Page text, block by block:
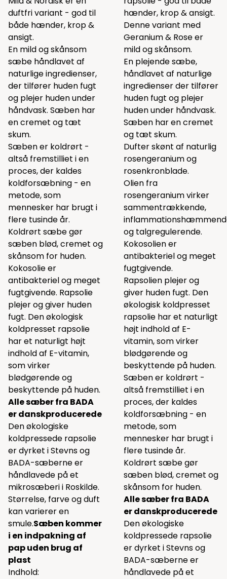
duftfri variant - god til
både hænder, krop &
ansigt.
En mild og skånsom
sæbe håndlavet af
naturlige ingredienser,
der tilfører huden fugt
og plejer huden under
håndvask. Sæben har
en cremet og tæt
skum.
Sæben er koldrørt -
altså fremstilliet i en
proces, der kaldes
koldforsæbning - en
metode, som
mennesker har brugt i
flere tusinde år.
Koldrørt sæbe gør
sæben blød, cremet og
skånsom for huden.
Kokosolie er
antibakteriel og meget
fugtgivende. Rapsolie
plejer og giver huden
fugt. Den økologisk
koldpresset rapsolie
har et naturligt højt
indhold af E-vitamin,
som virker
blødgørende og
beskyttende på huden.
Alle sæber fra BADA
er danskproducerede
Den økologiske
koldpressede rapsolie
er dyrket i Stevns og
BADA-sæberne er
håndlavede på et
mikrosæberi i Roskilde.
Størrelse, farve og duft
kan varierer en
smule.Sæben kommer
i en indpakning af
pap uden brug af
plast
Indhold:
hænder, krop & ansigt.
Denne variant med
Geranium & Rose er
mild og skånsom.
En plejende sæbe,
håndlavet af naturlige
ingredienser der tilfører
huden fugt og plejer
huden under håndvask.
Sæben har en cremet
og tæt skum.
Dufter skønt af naturlig
rosengeranium og
rosenkronblade.
Olien fra
rosengeranium virker
sammentrækkende,
og talgregulerende.
Kokosolien er
antibakteriel og meget
fugtgivende.
Rapsolien plejer og
giver huden fugt. Den
økologisk koldpresset
rapsolie har et naturligt
højt indhold af E-
vitamin, som virker
blødgørende og
beskyttende på huden.
Sæben er koldrørt -
altså fremstilliet i en
proces, der kaldes
koldforsæbning - en
metode, som
mennesker har brugt i
flere tusinde år.
Koldrørt sæbe gør
sæben blød, cremet og
skånsom for huden.
Alle sæber fra BADA
er danskproducerede
Den økologiske
koldpressede rapsolie
er dyrket i Stevns og
BADA-sæberne er
håndlavede på et